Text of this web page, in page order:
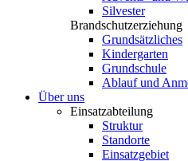
Silvester
Brandschutzerziehung
Grundsätzliches
Kindergarten
Grundschule
Ablauf und
Über uns
Einsatzabteilung
Struktur
Standorte
Einsatzgebiet